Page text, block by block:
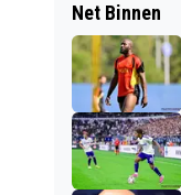
Net Binnen